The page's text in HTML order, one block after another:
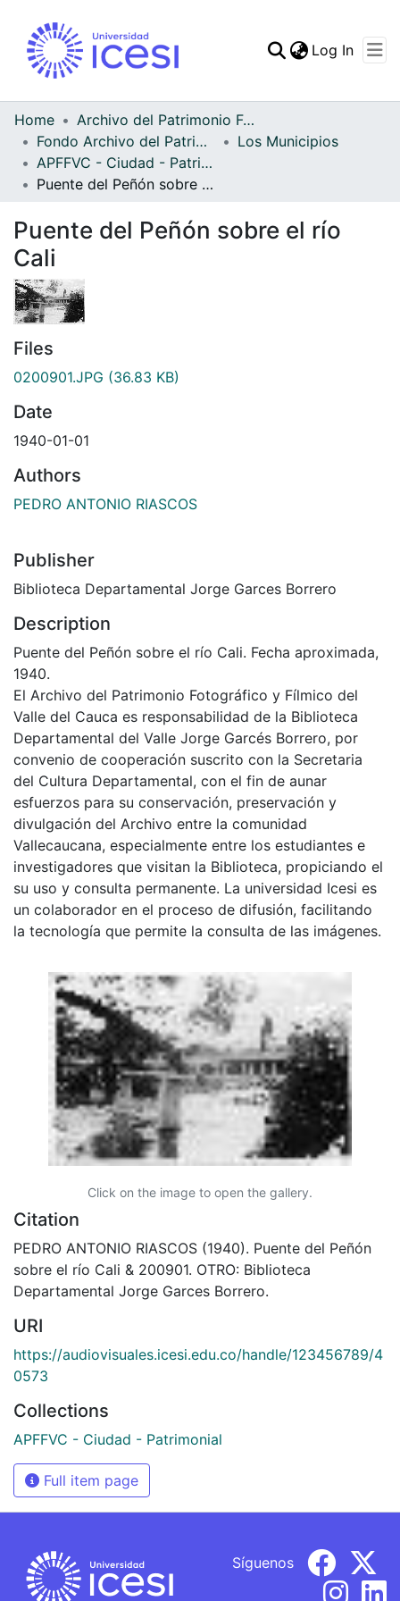
Statistics
Log In
Home
Archivo del Patrimonio Fotográfico y Fílmico del Valle del Cauca
Fondo Archivo del Patrimonio Fotográfico y Fílmico del Valle del Cauca
Los Municipios
APFFVC - Ciudad - Patrimonial
Puente del Peñón sobre el río Cali
Puente del Peñón sobre el río
Cali
Files
0200901.JPG (36.83 KB)
Date
1940-01-01
Authors
PEDRO ANTONIO RIASCOS
Publisher
Biblioteca Departamental Jorge Garces Borrero
Description
Puente del Peñón sobre el río Cali. Fecha aproximada,
1940.
El Archivo del Patrimonio Fotográfico y Fílmico del
Valle del Cauca es responsabilidad de la Biblioteca
Departamental del Valle Jorge Garcés Borrero, por
convenio de cooperación suscrito con la Secretaria
del Cultura Departamental, con el fin de aunar
esfuerzos para su conservación, preservación y
divulgación del Archivo entre la comunidad
Vallecaucana, especialmente entre los estudiantes e
investigadores que visitan la Biblioteca, propiciando el
su uso y consulta permanente. La universidad Icesi es
un colaborador en el proceso de difusión, facilitando
la tecnología que permite la consulta de las imágenes.
Click on the image to open the gallery.
Citation
PEDRO ANTONIO RIASCOS (1940). Puente del Peñón
sobre el río Cali & 200901. OTRO: Biblioteca
Departamental Jorge Garces Borrero.
URI
https://audiovisuales.icesi.edu.co/handle/123456789/4
0573
Collections
APFFVC - Ciudad - Patrimonial
Full item page
Síguenos